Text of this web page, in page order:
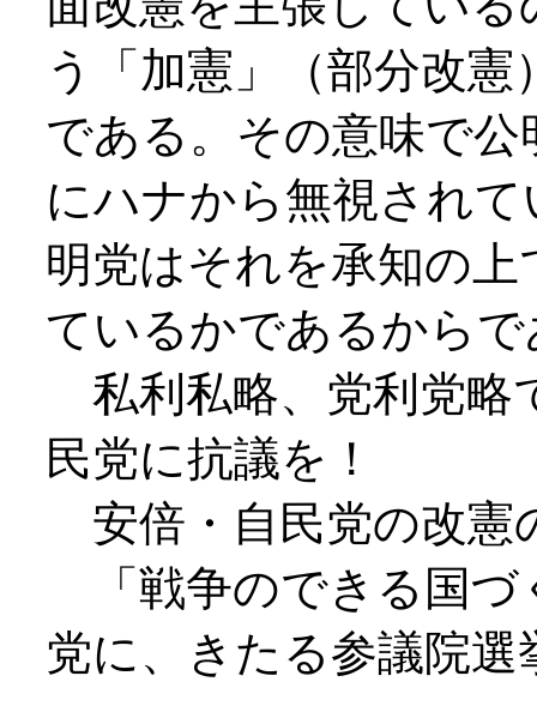
う「加憲」（部分改
である。その意味で
にハナから無視され
明党はそれを承知の
ているかであるからで
私利私略、党利党略
民党に抗議を！
安倍・自民党の改憲
「戦争のできる国づ
党に、きたる参議院